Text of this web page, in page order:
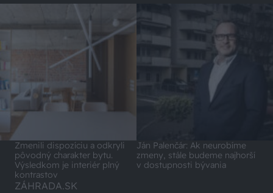
Zmenili dispozíciu a odkryli
pôvodný charakter bytu.
Výsledkom je interiér plný
kontrastov
Ján Palenčár: Ak neurobíme
zmeny, stále budeme najhorší
v dostupnosti bývania
ZÁHRADA.SK